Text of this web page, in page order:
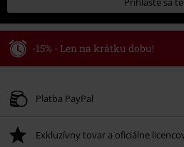
-15% - Len na krátku dobu!
Platné do 8/9/26
Po zadaní kódu v košíku, sa zľava uplatní
Platba PayPal
Exkluzívny tovar a oficiálne